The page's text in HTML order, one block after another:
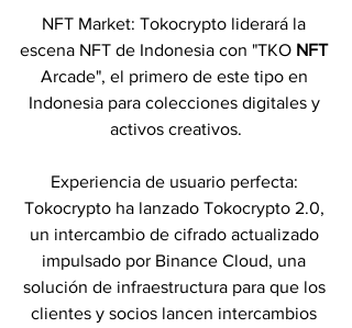
NFT Market: Tokocrypto liderará la
escena NFT de Indonesia con "TKO NFT
Arcade", el primero de este tipo en
Indonesia para colecciones digitales y
activos creativos.
Experiencia de usuario perfecta:
Tokocrypto ha lanzado Tokocrypto 2.0,
un intercambio de cifrado actualizado
impulsado por Binance Cloud, una
solución de infraestructura para que los
clientes y socios lancen intercambios